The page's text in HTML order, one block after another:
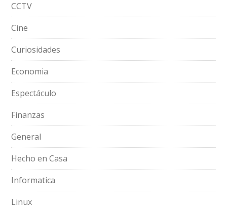
CCTV
Cine
Curiosidades
Economia
Espectáculo
Finanzas
General
Hecho en Casa
Informatica
Linux